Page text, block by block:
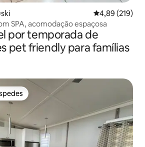
4,89 de uma
4,89 (219)
SPA, acomodação espaçosa
por temporada de
pet friendly para famílias
dos hóspedes